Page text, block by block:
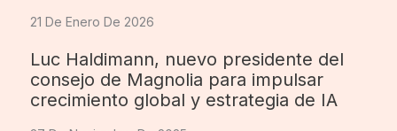
21 De Enero De 2026
Luc Haldimann, nuevo presidente del
consejo de Magnolia para impulsar
crecimiento global y estrategia de IA